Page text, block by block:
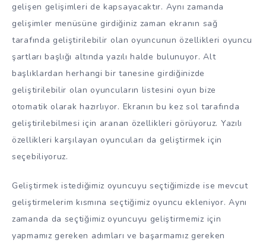
gelişen gelişimleri de kapsayacaktır. Aynı zamanda
gelişimler menüsüne girdiğiniz zaman ekranın sağ
tarafında geliştirilebilir olan oyuncunun özellikleri oyuncu
şartları başlığı altında yazılı halde bulunuyor. Alt
başlıklardan herhangi bir tanesine girdiğinizde
geliştirilebilir olan oyuncuların listesini oyun bize
otomatik olarak hazırlıyor. Ekranın bu kez sol tarafında
geliştirilebilmesi için aranan özellikleri görüyoruz. Yazılı
özellikleri karşılayan oyuncuları da geliştirmek için
seçebiliyoruz.
Geliştirmek istediğimiz oyuncuyu seçtiğimizde ise mevcut
geliştirmelerim kısmına seçtiğimiz oyuncu ekleniyor. Aynı
zamanda da seçtiğimiz oyuncuyu geliştirmemiz için
yapmamız gereken adımları ve başarmamız gereken